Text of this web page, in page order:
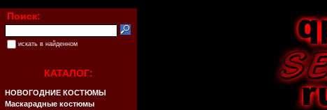
Поиск:
искать в найденном
КАТАЛОГ:
НОВОГОДНИЕ КОСТЮМЫ
Маскарадные костюмы